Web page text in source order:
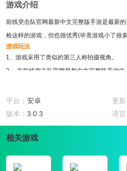
游戏介绍
前线突击队官网最新中文完整版手游是最新
枪这样的游戏，但也很优秀(毕竟游戏小了很
游戏玩法
1、游戏采用了类似的第三人称拍摄视角。
2、 在前线突击队官网最新中文完整版手游中
4、作为最后的幸存者，你需要对残忍的敌人
游戏特色
2、前线突击队官网最新中文完整版手游有着
3、游戏环境的设计和动态效果都很逼真,能够
平台： 安卓 更新
版本： 3.0.3 语言
相关游戏